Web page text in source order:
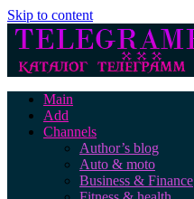
Skip to content
Main
Add
Channels
Author’s blog
Auto & moto
Business & Finance